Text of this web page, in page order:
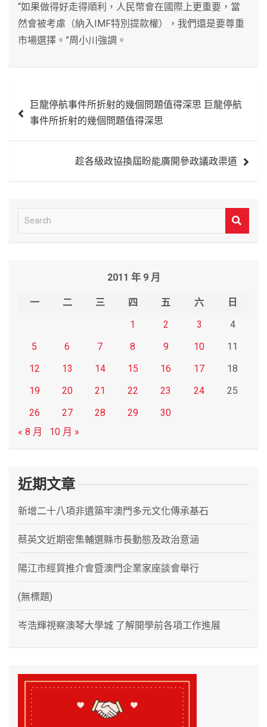
“如果做得好走得順利，人民幣會在國際上更重要，當
然會被考慮（納入IMF特別提款權），我們還是要尊重
市場選擇。”周小川強調。
章
巨龍停航事件所折射的幾個問題值得深思 巨龍停航
事件所折射的幾個問題值得深思
趁各級政協換屆盼能廣開參政議政渠道
e
2011 年 9 月
一 二 三 四 五 六
日
1
2 3
4
5
6 7 8 9 10
11
12
13 14 15 16 17
18
19
20 21 22 23 24
25
26
27 28 29
30
« 8 月
10 月 »
近期文章
新增二十八項非遺築牢澳門多元文化傳承基石
蔡英文近期密集輔選縣市長動態及政治意涵
陽江市經貿推介會暨澳門企業家座談會舉行
(無標題)
岑浩輝視察澳琴大學城 了解開學前各項工作進展